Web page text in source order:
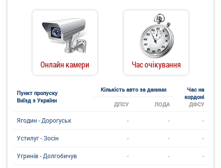
Онлайн камери Час очікування
Пункт пропуску
Виїзд з України
Кількість авто за даними
Час на
кордоні
ДФСУ
ДПСУ ЛОДА
Ягодин - Дорогуськ - - -
Устилуг - Зосін - - -
Угринiв - Долгобичув - - -